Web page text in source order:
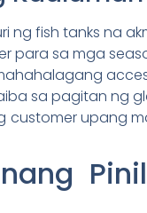
ng fish tanks na
para sa mga
sa pagitan ng
customer upang